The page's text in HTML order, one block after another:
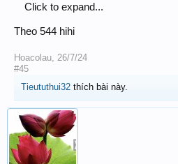
Click to expand...
Theo 544 hihi
Hoacolau 26/7/24
#45
Tieututhui32 thích bài này.